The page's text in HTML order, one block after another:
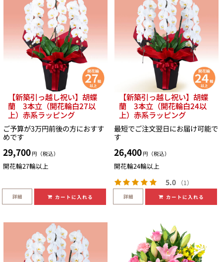
【新築引っ越し祝い】胡蝶
蘭 3本立（開花輪白27以
上）赤系ラッピング
ご予算が3万円前後の方におすす
めです
29,700 円（税込）
開花輪27輪以上
詳細 カートに入れる
【新築引っ越し祝い】胡蝶
蘭 3本立（開花輪白24以
上）赤系ラッピング
最短でご注文翌日にお届け可能で
す
26,400 円（税込）
開花輪24輪以上
5.0 （1）
詳細 カートに入れる